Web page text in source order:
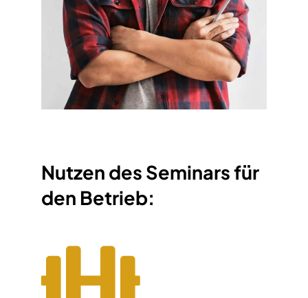
Nutzen des Seminars für
den Betrieb: